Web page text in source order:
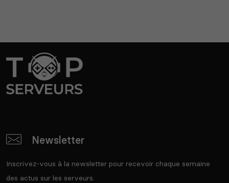
Newsletter
Inscrivez-vous à la newsletter pour recevoir chaque semaine
des actus sur les serveurs.